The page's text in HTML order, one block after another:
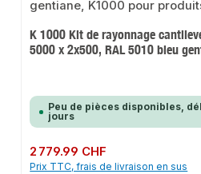
K 1000 Kit de rayonnage
5000 x 2x500, RAL 5010 bleu
Peu de pièces disponibles,
jours
Prix régulier :
2 779.99 CHF
Prix TTC, frais de livraison en sus